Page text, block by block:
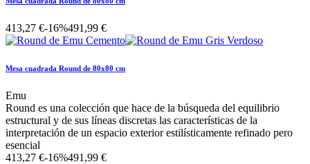
413,27 €-16%491,99 €
Mesa cuadrada Round de 80x80 cm
Emu
Round es una colección que hace de la búsqueda del equilibrio
estructural y de sus líneas discretas las características de la
interpretación de un espacio exterior estilísticamente refinado pero
esencial
413,27 €-16%491,99 €